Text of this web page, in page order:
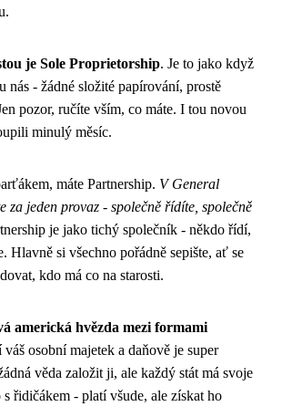
je Sole Proprietorship. Je to jako když
nás - žádné složité papírování, prostě
pozor, ručíte vším, co máte. I tou novou
minulý měsíc.
máte Partnership. V General
za jeden provaz - společně řídíte, společně
je jako tichý společník - někdo řídí,
Hlavně si všechno pořádně sepište, ať se
kdo má co na starosti.
americká hvězda mezi formami
váš osobní majetek a daňově je super
věda založit ji, ale každý stát má svoje
řidičákem - platí všude, ale získat ho